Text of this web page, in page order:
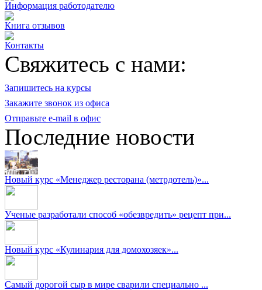
Информация работодателю
Книга отзывов
Контакты
Свяжитесь с нами:
Запишитесь на курсы
Закажите звонок из офиса
Отправьте e-mail в офис
Последние новости
Новый курс «Менеджер ресторана (метрдотель)»...
Ученые разработали способ «обезвредить» рецепт при...
Новый курс «Кулинария для домохозяек»...
Самый дорогой сыр в мире сварили специально ...